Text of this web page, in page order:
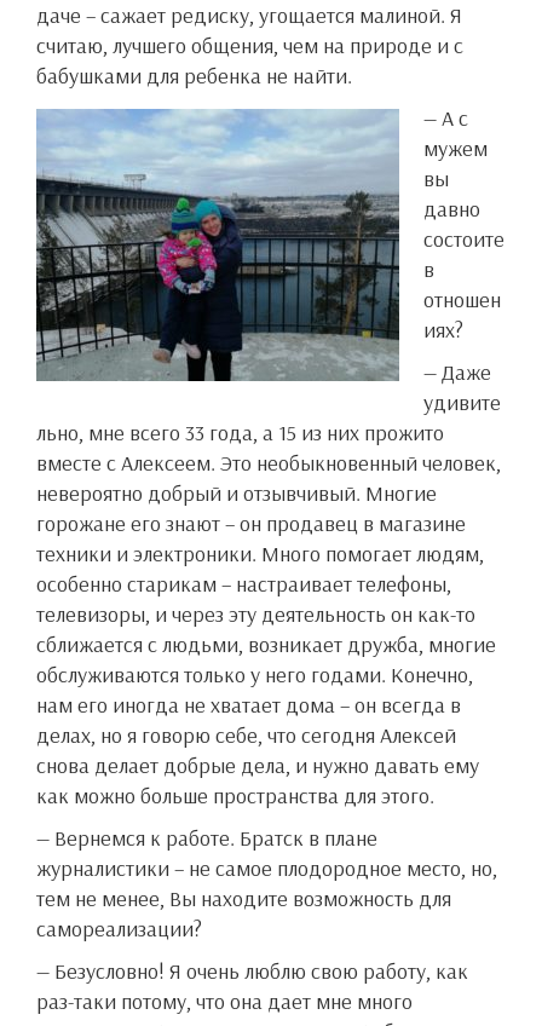
даче – сажает редиску, угощается малиной. Я
считаю, лучшего общения, чем на природе и с
бабушками для ребенка не найти.
— А с
мужем
вы
давно
состоите
в
отношен
иях?
— Даже
удивите
льно, мне всего 33 года, а 15 из них прожито
вместе с Алексеем. Это необыкновенный человек,
невероятно добрый и отзывчивый. Многие
горожане его знают – он продавец в магазине
техники и электроники. Много помогает людям,
особенно старикам – настраивает телефоны,
телевизоры, и через эту деятельность он как-то
сближается с людьми, возникает дружба, многие
обслуживаются только у него годами. Конечно,
нам его иногда не хватает дома – он всегда в
делах, но я говорю себе, что сегодня Алексей
снова делает добрые дела, и нужно давать ему
как можно больше пространства для этого.
— Вернемся к работе. Братск в плане
журналистики – не самое плодородное место, но,
тем не менее, Вы находите возможность для
самореализации?
— Безусловно! Я очень люблю свою работу, как
раз-таки потому, что она дает мне много